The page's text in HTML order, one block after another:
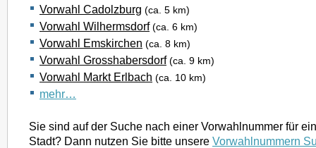
Vorwahl Cadolzburg (ca. 5 km)
Vorwahl Wilhermsdorf (ca. 6 km)
Vorwahl Emskirchen (ca. 8 km)
Vorwahl Grosshabersdorf (ca. 9 km)
Vorwahl Markt Erlbach (ca. 10 km)
mehr…
Sie sind auf der Suche nach einer Vorwahlnummer für
Stadt? Dann nutzen Sie bitte unsere Vorwahlnummern